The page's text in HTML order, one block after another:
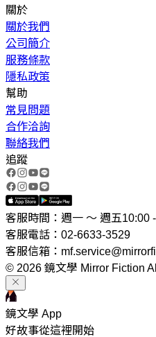
關於
關於我們
公司簡介
服務條款
隱私政策
幫助
常見問題
合作洽詢
聯絡我們
追蹤
客服時間：週一 ～ 週五10:00
客服電話：02-6633-3529
客服信箱：
© 2026 鏡文學 Mirror Fiction
鏡文學 App
好故事從這裡開始